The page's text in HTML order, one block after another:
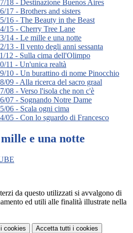
18 - Destinazione Buenos Aires
17 - Brothers and sisters
16 - The Beauty in the Beast
15 - Cherry Tree Lane
14 - Le mille e una notte
13 - Il vento degli anni sessanta
12 - Sulla cima dell'Olimpo
11 - Un'unica realtà
10 - Un burattino di nome Pinocchio
09 - Alla ricerca del sacro graal
08 - Verso l'isola che non c'è
07 - Sognando Notre Dame
06 - Scala ogni cima
05 - Con lo sguardo di Francesco
e una notte
da questo utilizzati si avvalgono di
ed utili alle finalità illustrate nella
i cookies Accetta tutti i cookies